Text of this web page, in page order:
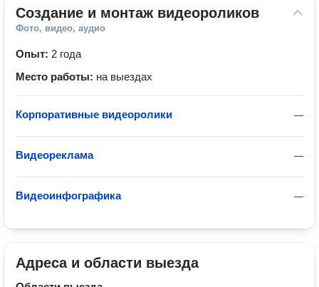
Создание и монтаж видеороликов
Фото, видео, аудио
Опыт: 2 года
Место работы: на выездах
—
Корпоративные видеоролики
—
Видеореклама
—
Видеоинфографика
Адреса и области выезда